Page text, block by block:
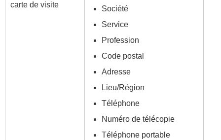
carte de visite
Société
Service
Profession
Code postal
Adresse
Lieu/Région
Téléphone
Numéro de télécopie
Téléphone portable